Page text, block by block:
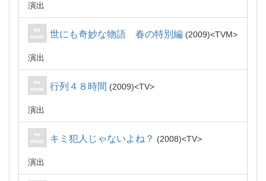
演出
世にも奇妙な物語 春の特別編 2009 TVM
演出
行列４８時間 2009 TV
演出
キミ犯人じゃないよね？ 2008 TV
演出